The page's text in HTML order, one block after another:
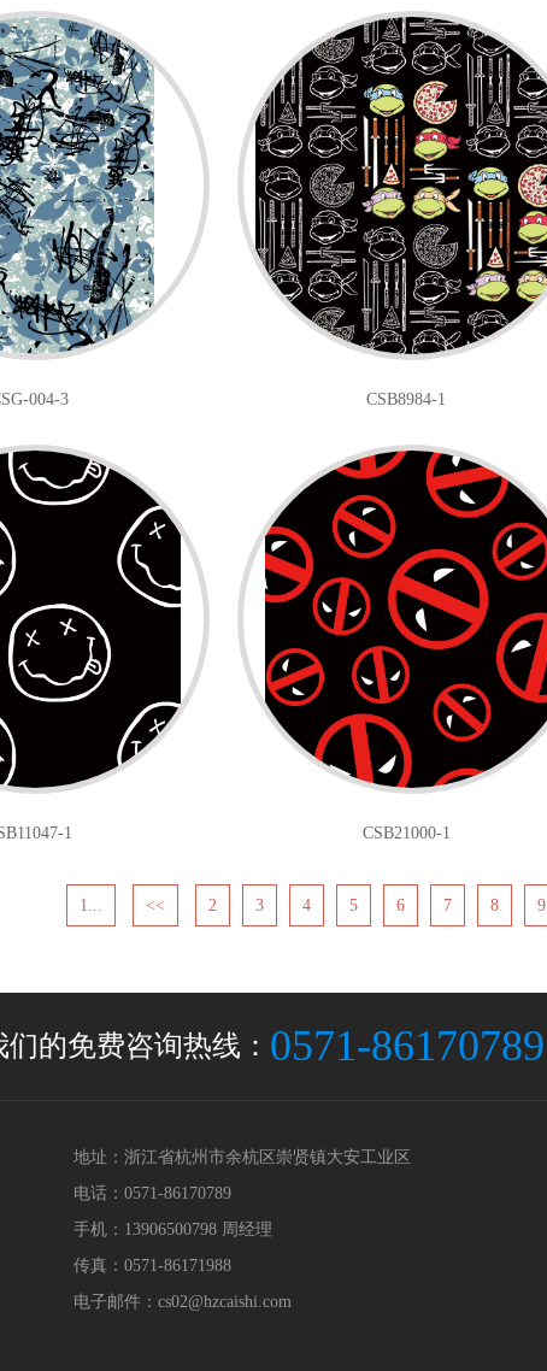
004-3 CSB8984-1
1 CSB21000-1
1... << 2 3 4 5 6 7 8 9
的免费咨询热线： 0571-86170789
地址：浙江省杭州市余杭区崇贤镇大安工业区
电话：0571-86170789
手机：13906500798 周经理
传真：0571-86171988
电子邮件：cs02@hzcaishi.com